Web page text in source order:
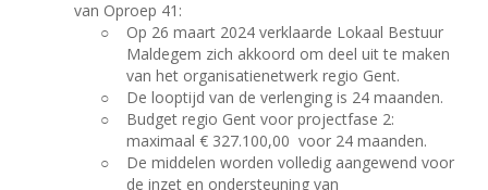
van Oproep 41:
○
Op 26 maart 2024 verklaarde Lokaal Bestuur
Maldegem zich akkoord om deel uit te maken
van het organisatienetwerk regio Gent.
○
De looptijd van de verlenging is 24 maanden.
○
Budget regio Gent voor projectfase 2:
maximaal € 327.100,00 voor 24 maanden.
○
De middelen worden volledig aangewend voor
de inzet en ondersteuning van